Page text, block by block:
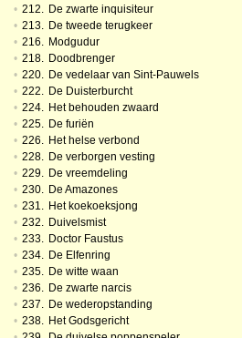
• 212. De zwarte inquisiteur
• 213. De tweede terugkeer
• 216. Modgudur
• 218. Doodbrenger
• 220. De vedelaar van Sint-Pauwels
• 222. De Duisterburcht
• 224. Het behouden zwaard
• 225. De furiën
• 226. Het helse verbond
• 228. De verborgen vesting
• 229. De vreemdeling
• 230. De Amazones
• 231. Het koekoeksjong
• 232. Duivelsmist
• 233. Doctor Faustus
• 234. De Elfenring
• 235. De witte waan
• 236. De zwarte narcis
• 237. De wederopstanding
• 238. Het Godsgericht